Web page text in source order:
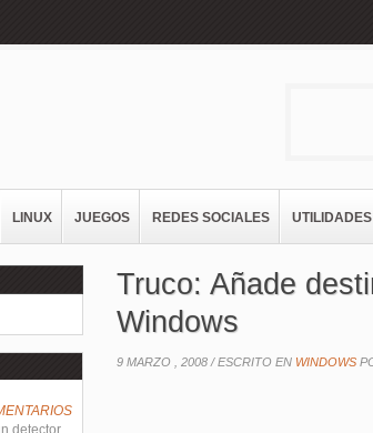
LINUX JUEGOS REDES SOCIALES UTILIDADES
Truco: Añade
Windows
9 MARZO , 2008 /ESCRITO EN WINDOWS
detector